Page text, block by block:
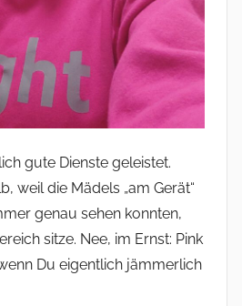
gute Dienste geleistet.
weil die Mädels „am Gerät“
genau sehen konnten,
sitze. Nee, im Ernst: Pink
Du eigentlich jämmerlich